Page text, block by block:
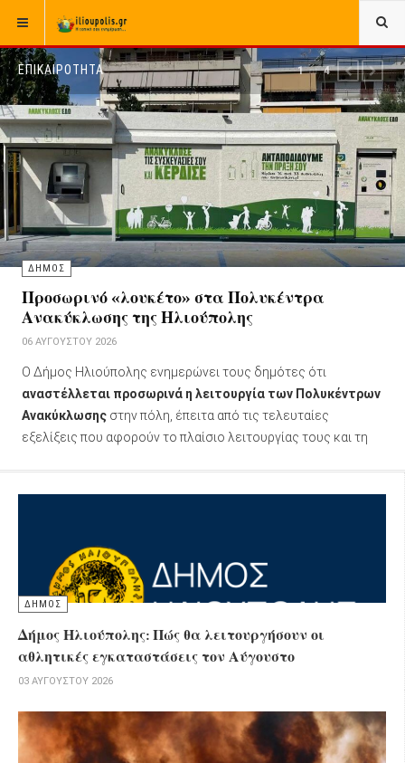
ΕΠΙΚΑΙΡΟΤΗΤΑ
ΔΗΜΟΣ
Προσωρινό «λουκέτο» στα Πολυκέντρα
Ανακύκλωσης της Ηλιούπολης
06 ΑΥΓΟΎΣΤΟΥ 2026
Ο Δήμος Ηλιούπολης ενημερώνει τους δημότες ότι
αναστέλλεται προσωρινά η λειτουργία των Πολυκέντρων
Ανακύκλωσης στην πόλη, έπειτα από τις τελευταίες
εξελίξεις που αφορούν το πλαίσιο λειτουργίας τους και τη
1of4 PREVIOUS
NEXT
ΔΗΜΟΣ
Δήμος Ηλιούπολης: Πώς θα λειτουργήσουν οι
αθλητικές εγκαταστάσεις τον Αύγουστο
03 ΑΥΓΟΎΣΤΟΥ 2026